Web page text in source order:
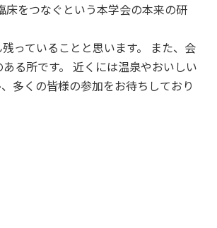
をつなぐという本学会の本来の研
っていることと思います。 また、会
る所です。 近くには温泉やおいしい
多くの皆様の参加をお待ちしており